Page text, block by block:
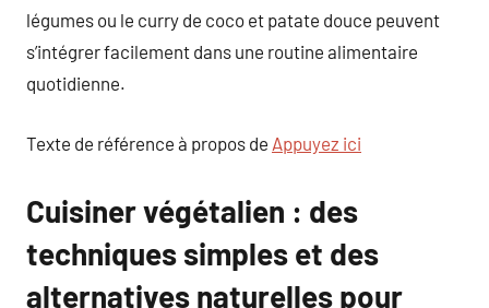
légumes ou le curry de coco et patate douce peuvent
s’intégrer facilement dans une routine alimentaire
quotidienne.
Texte de référence à propos de Appuyez ici
Cuisiner végétalien : des
techniques simples et des
alternatives naturelles pour